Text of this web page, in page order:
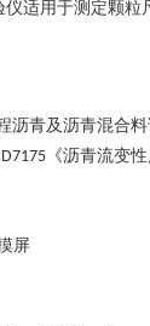
仪适用于测定颗粒
沥青及沥青混合
《沥青流变
屏